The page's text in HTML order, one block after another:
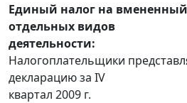
Единый налог на
отдельных видов
деятельности:
Налогоплательщики
декларацию за IV
квартал 2009 г.